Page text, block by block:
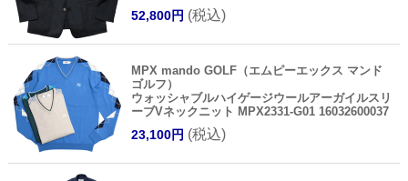
52,800円 (税込)
MPX mando GOLF（エムピーエックス マンド
ゴルフ）
ウォッシャブルハイゲージウールアーガイルスリ
ーブVネックニット MPX2331-G01 16032600037
23,100円 (税込)